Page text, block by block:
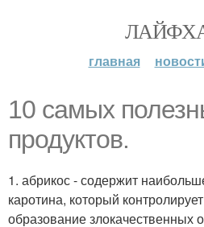
главная
10 самых
продуктов.
1. абрикос - содержит
каротина, который
образование злокачественных